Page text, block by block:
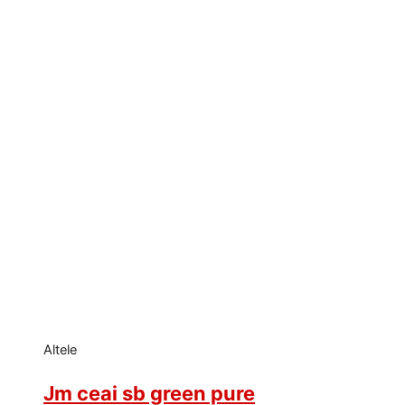
Altele
Jm ceai sb green pure